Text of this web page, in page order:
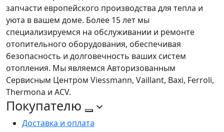
запчасти европейского производства для тепла и
уюта в вашем доме. Более 15 лет мы
специализируемся на обслуживании и ремонте
отопительного оборудования, обеспечивая
безопасность и долговечность ваших систем
отопления. Мы являемся Авторизованным
Сервисным Центром Viessmann, Vaillant, Baxi, Ferroli,
Thermona и ACV.
Покупателю
Доставка и оплата